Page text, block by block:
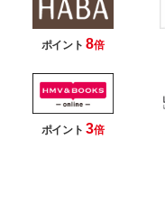
ポイント8倍
ポイント3倍